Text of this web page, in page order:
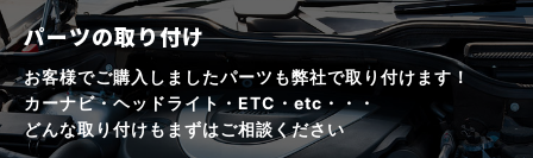
パーツの取り付け
お客様でご購入しましたパーツも弊社で取り付けます！
カーナビ・ヘッドライト・ETC・etc・・・
どんな取り付けもまずはご相談ください